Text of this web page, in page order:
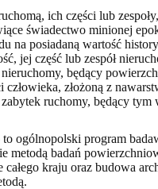
ich części lub
świadectwo minionej
na posiadaną wartość
jej część lub zespół
będący
człowieka, złożoną z
ruchomy, będący tym
ogólnopolski program
metodą badań
kraju oraz budowa